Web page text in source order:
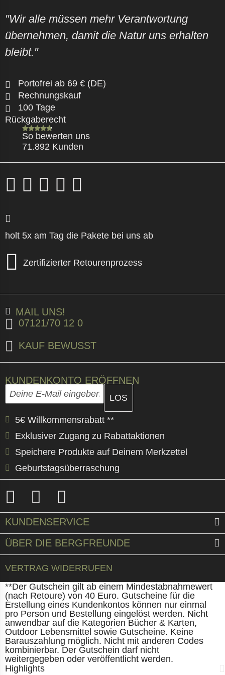
"Wir alle müssen mehr Verantwortung
übernehmen, damit die Natur uns erhalten
bleibt."
Portofrei ab 69 € (DE)
Rechnungskauf
100 Tage
Rückgaberecht
So bewerten uns
71.892 Kunden
holt 5x am Tag die Pakete bei uns ab
Zertifizierter Retourenprozess
MAIL UNS!
07121/70 12 0
KAUF BEWUSST
KUNDENKONTO ERÖFFNEN
E-Mail-Adresse
Gib hier deine E-Mail-Adresse ein und erstelle im
5€ Willkommensrabatt **
Exklusiver Zugang zu Rabattaktionen
Speichere Produkte auf Deinem Merkzettel
Geburtstagsüberraschung
KUNDENSERVICE
ÜBER DIE BERGFREUNDE
VERTRAG WIDERRUFEN
**Der Gutschein gilt ab einem Mindestabnahmewert
(nach Retoure) von 40 Euro. Gutscheine für die
Erstellung eines Kundenkontos können nur einmal
pro Person und Bestellung eingelöst werden. Nicht
anwendbar auf die Kategorien Bücher & Karten,
Outdoor Lebensmittel sowie Gutscheine. Keine
Barauszahlung möglich. Nicht mit anderen Codes
kombinierbar. Der Gutschein darf nicht
weitergegeben oder veröffentlicht werden.
Highlights